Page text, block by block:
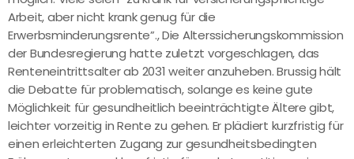
Arbeit, aber nicht krank genug für die
Erwerbsminderungsrente”., Die Alterssicherungskommission
der Bundesregierung hatte zuletzt vorgeschlagen, das
Renteneintrittsalter ab 2031 weiter anzuheben. Brussig hält
die Debatte für problematisch, solange es keine gute
Möglichkeit für gesundheitlich beeinträchtigte Ältere gibt,
leichter vorzeitig in Rente zu gehen. Er plädiert kurzfristig für
einen erleichterten Zugang zur gesundheitsbedingten